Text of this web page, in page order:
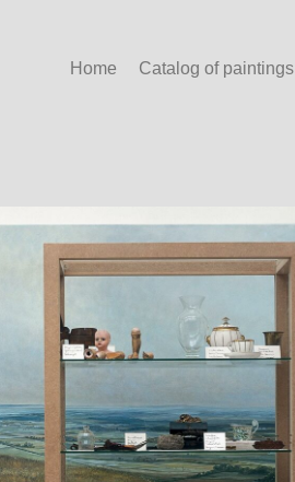
Home Catalog of paintings